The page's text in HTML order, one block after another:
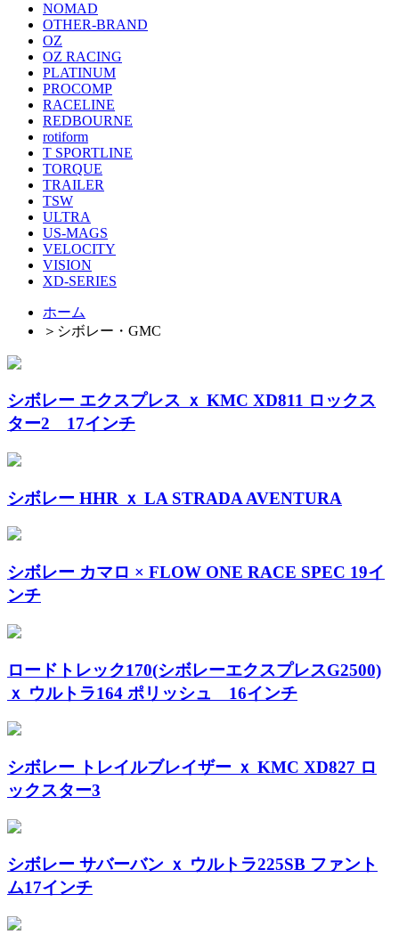
NOMAD
OTHER-BRAND
OZ
OZ RACING
PLATINUM
PROCOMP
RACELINE
REDBOURNE
rotiform
T SPORTLINE
TORQUE
TRAILER
TSW
ULTRA
US-MAGS
VELOCITY
VISION
XD-SERIES
ホーム
＞ シボレー・GMC
シボレー エクスプレス ｘ KMC XD811 ロックス
ター2 17インチ
シボレー HHR ｘ LA STRADA AVENTURA
シボレー カマロ × FLOW ONE RACE SPEC 19イ
ンチ
ロードトレック170(シボレーエクスプレスG2500)
ｘ ウルトラ164 ポリッシュ 16インチ
シボレー トレイルブレイザー ｘ KMC XD827 ロ
ックスター3
シボレー サバーバン ｘ ウルトラ225SB ファント
ム17インチ